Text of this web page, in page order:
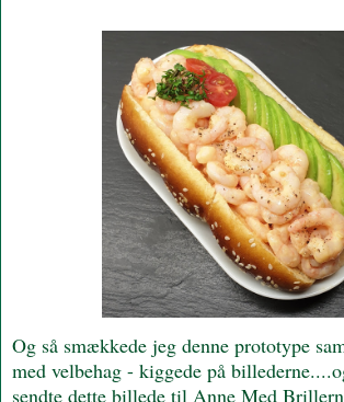
Og så smækkede jeg denne prototype
med velbehag - kiggede på
sendte dette billede til Anne Med